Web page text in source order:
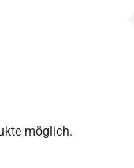
möglich.